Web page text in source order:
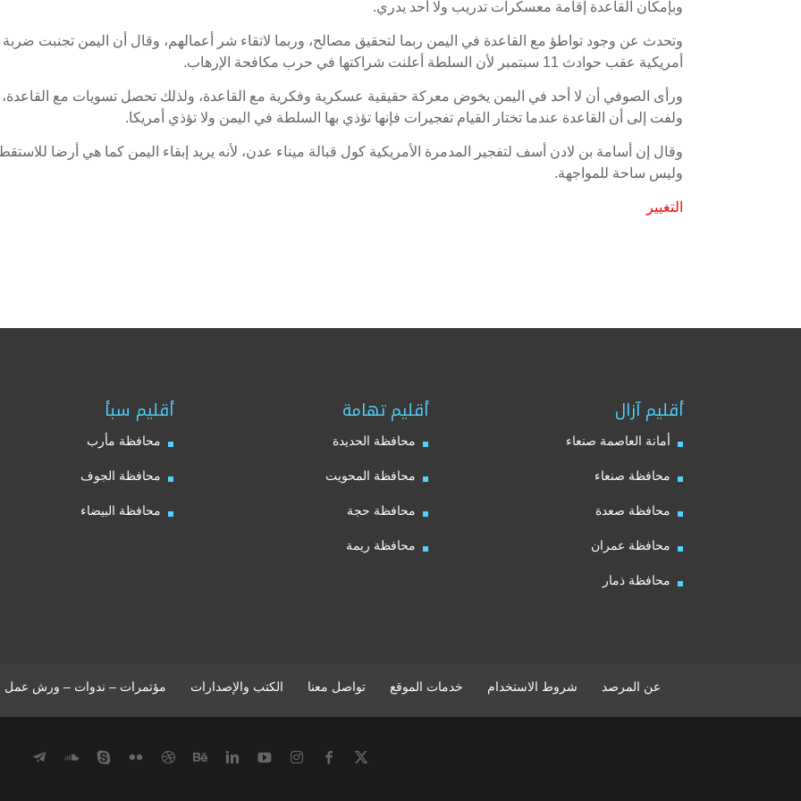
وبإمكان القاعدة إقامة معسكرات تدريب ولا أحد يدري.
وتحدث عن وجود تواطؤ مع القاعدة في اليمن ربما لتحقيق مصالح، وربما لاتقاء شر أعمالهم، وقال أن اليمن تجنبت ضربة
أمريكية عقب حوادث 11 سبتمبر لأن السلطة أعلنت شراكتها في حرب مكافحة الإرهاب.
ورأى الصوفي أن لا أحد في اليمن يخوض معركة حقيقية عسكرية وفكرية مع القاعدة، ولذلك تحصل تسويات مع القاعدة،
ولفت إلى أن القاعدة عندما تختار القيام تفجيرات فإنها تؤذي بها السلطة في اليمن ولا تؤذي أمريكا.
وقال إن أسامة بن لادن أسف لتفجير المدمرة الأمريكية كول قبالة ميناء عدن، لأنه يريد إبقاء اليمن كما هي أرضا
وليس ساحة للمواجهة.
التغيير
أقليم آزال
أمانة العاصمة صنعاء
محافظة صنعاء
محافظة صعدة
محافظة عمران
محافظة ذمار
أقليم تهامة
محافظة الحديدة
محافظة المحويت
محافظة حجة
محافظة ريمة
أقليم سبأ
محافظة مأرب
محافظة الجوف
محافظة البيضاء
عن المرصد شروط الاستخدام خدمات الموقع تواصل معنا الكتب والإصدارات مؤتمرات – ندوات – ورش عمل